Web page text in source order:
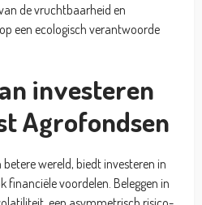
de vruchtbaarheid en
een ecologisch verantwoorde
investeren
Agrofondsen
wereld, biedt investeren in
voordelen. Beleggen in